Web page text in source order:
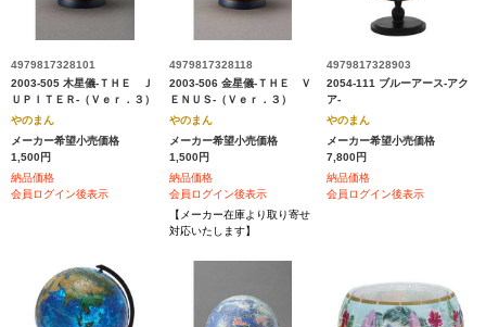
4979817328101
2003-505 木星儀‐ＴＨＥ Ｊ
ＵＰＩＴＥＲ‐（Ｖｅｒ．３）
やのまん
メーカー希望小売価格
1,500円
納品価格
会員ログイン後表示
4979817328118
2003-506 金星儀‐ＴＨＥ Ｖ
ＥＮＵＳ‐（Ｖｅｒ．３）
やのまん
メーカー希望小売価格
1,500円
納品価格
会員ログイン後表示
【メーカー在庫より取り寄せ
対応いたします】
4979817328903
2054-111 ブルーアース‐アク
ア‐
やのまん
メーカー希望小売価格
7,800円
納品価格
会員ログイン後表示